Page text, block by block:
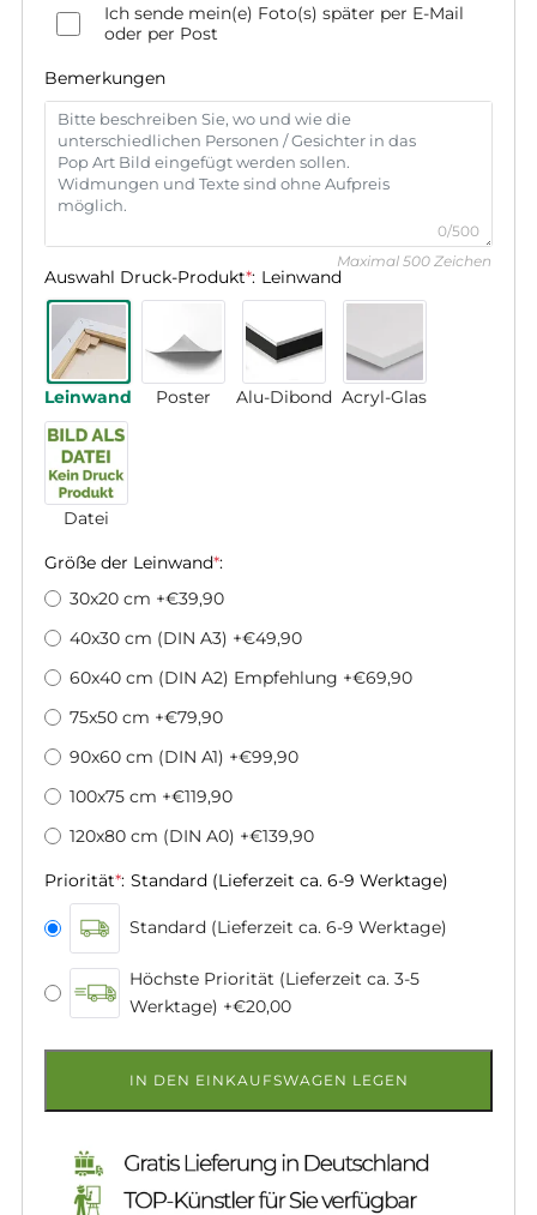
Ich sende mein(e) Foto(s) später per E-Mail
oder per Post
Bemerkungen
0/500
Maximal 500 Zeichen
Auswahl Druck-Produkt*: Leinwand
Leinwand Poster Alu-Dibond Acryl-Glas
Datei
Größe der Leinwand*:
30x20 cm +€39,90
40x30 cm (DIN A3) +€49,90
60x40 cm (DIN A2) Empfehlung +€69,90
75x50 cm +€79,90
90x60 cm (DIN A1) +€99,90
100x75 cm +€119,90
120x80 cm (DIN A0) +€139,90
Priorität*: Standard (Lieferzeit ca. 6-9 Werktage)
Standard (Lieferzeit ca. 6-9 Werktage)
Höchste Priorität (Lieferzeit ca. 3-5
Werktage) +€20,00
IN DEN EINKAUFSWAGEN LEGEN